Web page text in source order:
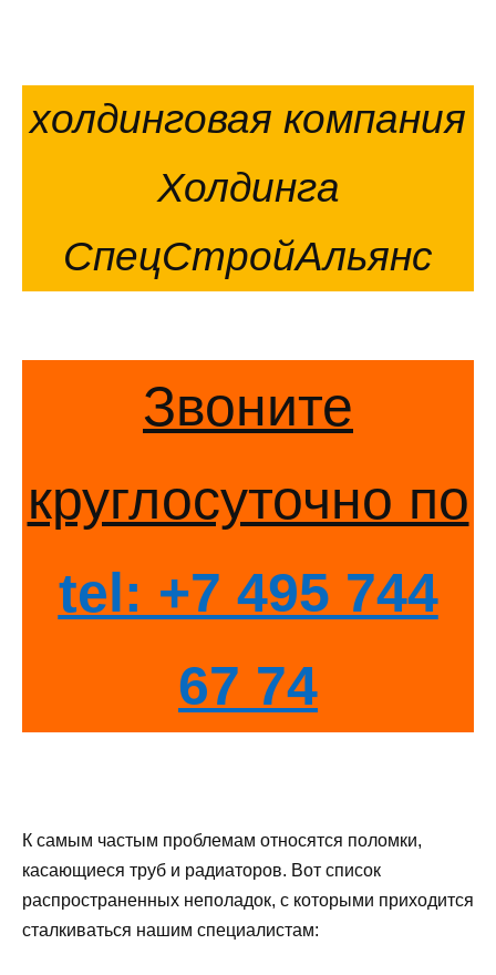
холдинговая компания
Холдинга
СпецСтройАльянс
Звоните
круглосуточно по
tel: +7 495 744
67 74
К самым частым проблемам относятся поломки,
касающиеся труб и радиаторов. Вот список
распространенных неполадок, с которыми приходится
сталкиваться нашим специалистам: